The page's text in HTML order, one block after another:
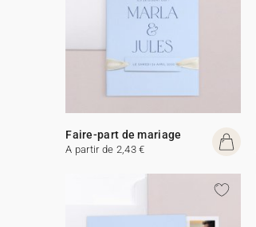
Faire-part de mariage
A partir de 2,43 €